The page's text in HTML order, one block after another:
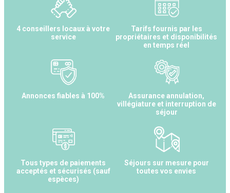
4 conseillers locaux à votre
service
Tarifs fournis par les
propriétaires et disponibilités
en temps réel
Annonces fiables à 100%
Assurance annulation,
villégiature et interruption de
séjour
Tous types de paiements
acceptés et sécurisés (sauf
espèces)
Séjours sur mesure pour
toutes vos envies